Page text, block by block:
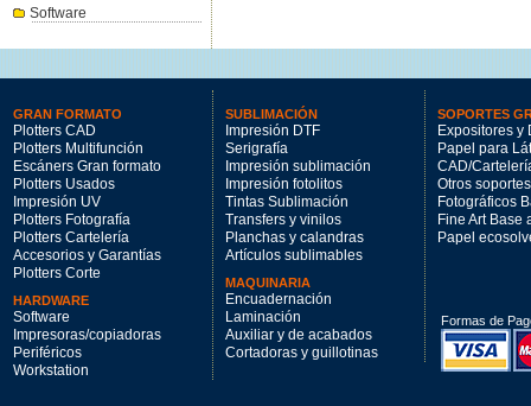
Software
GRAN FORMATO
Plotters CAD
Plotters Multifunción
Escáners Gran formato
Plotters Usados
Impresión UV
Plotters Fotografía
Plotters Cartelería
Accesorios y Garantías
Plotters Corte
HARDWARE
Software
Impresoras/copiadoras
Periféricos
Workstation
SUBLIMACIÓN
Impresión DTF
Serigrafía
Impresión sublimación
Impresión fotolitos
Tintas Sublimación
Transfers y vinilos
Planchas y calandras
Artículos sublimables
MAQUINARIA
Encuadernación
Laminación
Auxiliar y de acabados
Cortadoras y guillotinas
SOPORTES
Expositores y
Papel para
CAD/
Otros soportes
Fotográficos
Fine Art Base
Papel
Formas de